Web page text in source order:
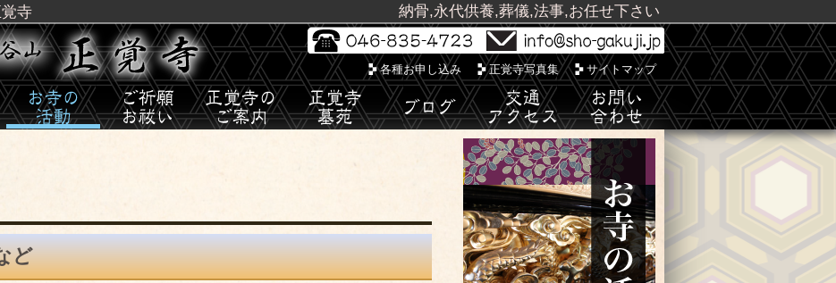
寺 納骨,永代供養,葬儀,法事,お任せ下さい
各種お申し込み 正覚寺写真集 サイトマップ
ど